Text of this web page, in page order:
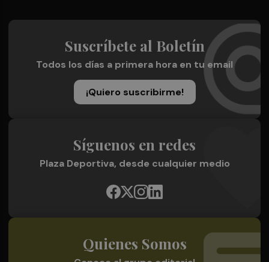
Suscríbete al Boletín
Todos los días a primera hora en tu email
¡Quiero suscribirme!
Síguenos en redes
Plaza Deportiva, desde cualquier medio
Quienes Somos